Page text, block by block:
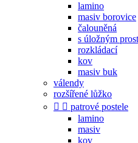
lamino
masiv borovice
čalouněná
s úložným
rozkládací
kov
masiv buk
válendy
rozšířené lůžko
  patrové postele
lamino
masiv
kov